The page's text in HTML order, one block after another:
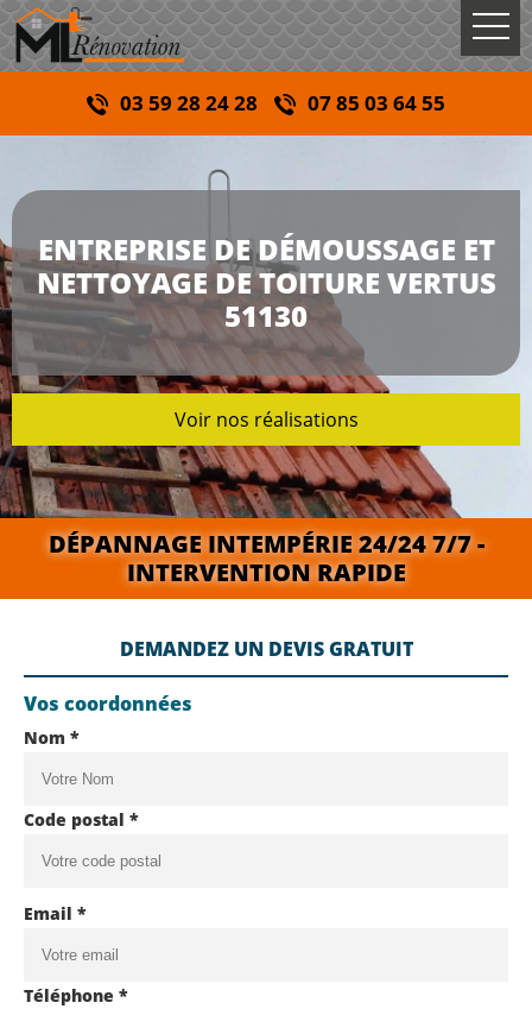
03 59 28 24 28 07 85 03 64 55
ENTREPRISE DE DÉMOUSSAGE ET
NETTOYAGE DE TOITURE VERTUS
51130
Voir nos réalisations
DÉPANNAGE INTEMPÉRIE 24/24 7/7 -
INTERVENTION RAPIDE
DEMANDEZ UN DEVIS GRATUIT
Vos coordonnées
Nom *
Code postal *
Email *
Téléphone *